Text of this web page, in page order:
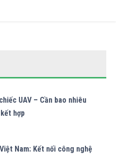
UAV – Cần bao nhiêu
hợp
Việt Nam: Kết nối công nghệ